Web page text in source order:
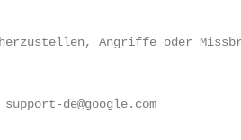
Angriffe oder
de@google.com